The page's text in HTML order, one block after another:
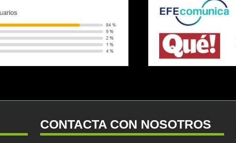
CONTACTA CON NOSOTROS